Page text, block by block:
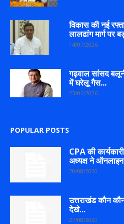
विकास की नई
लालढांग मार्ग पर
14/07/2026
गढ़वाल सांसद
में घरेलू गैस...
23/06/2026
POPULAR POSTS
CPA की
अध्यक्ष ने
20/08/2020
उत्तराखंड कौन
देखे...
27/08/2020